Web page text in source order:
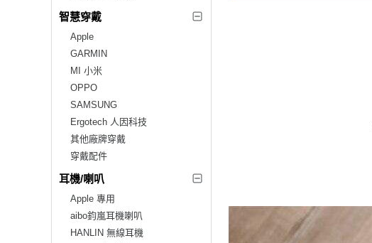
智慧穿戴
Apple
GARMIN
MI 小米
OPPO
SAMSUNG
Ergotech 人因科技
其他廠牌穿戴
穿戴配件
耳機/喇叭
Apple 專用
aibo鈞嵐耳機喇叭
HANLIN 無線耳機